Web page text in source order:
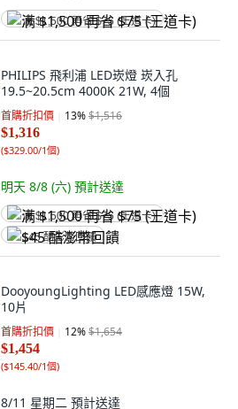
满 $1,500 再省 $75 (王道卡)
PHILIPS 飛利浦 LED崁燈 崁入孔
19.5~20.5cm 4000K 21W, 4個
首購折扣價 13%$1,516
$1,316
($329.00/1個)
明天 8/8 (六) 預計送達
满 $1,500 再省 $75 (王道卡)
$45 酷澎幣回饋
DooyoungLighting LED感應燈 15W,
10片
首購折扣價 12%$1,654
$1,454
($145.40/1個)
8/11 星期二 預計送達